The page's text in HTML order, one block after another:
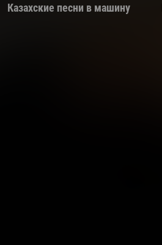
Казахские песни в машину